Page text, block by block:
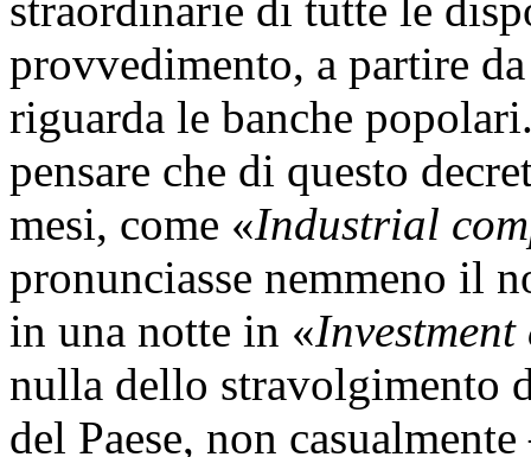
provvedimento, a partire
riguarda le banche
pensare che di questo
mesi, come «Industrial
pronunciasse nemmeno il
in una notte in «
nulla dello stravolgimento
del Paese, non